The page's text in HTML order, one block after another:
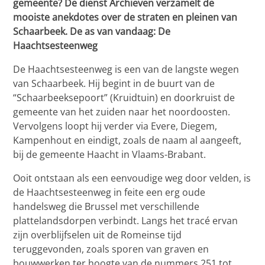
gemeente? De dienst Archieven verzamelt de
mooiste anekdotes over de straten en pleinen van
Schaarbeek. De as van vandaag: De
Haachtsesteenweg
De Haachtsesteenweg is een van de langste wegen
van Schaarbeek. Hij begint in de buurt van de
“Schaarbeeksepoort” (Kruidtuin) en doorkruist de
gemeente van het zuiden naar het noordoosten.
Vervolgens loopt hij verder via Evere, Diegem,
Kampenhout en eindigt, zoals de naam al aangeeft,
bij de gemeente Haacht in Vlaams-Brabant.
Ooit ontstaan als een eenvoudige weg door velden, is
de Haachtsesteenweg in feite een erg oude
handelsweg die Brussel met verschillende
plattelandsdorpen verbindt. Langs het tracé ervan
zijn overblijfselen uit de Romeinse tijd
teruggevonden, zoals sporen van graven en